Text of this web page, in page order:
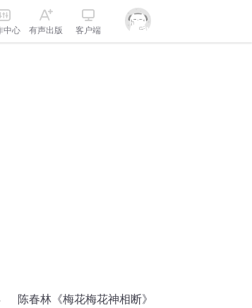
中心 有声出版 客户端
陈春林《梅花梅花神相断》